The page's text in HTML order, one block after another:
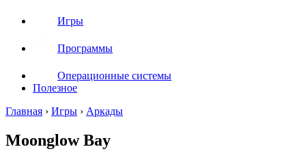
Игры
Программы
Операционные системы
Полезное
Главная › Игры › Аркады
Moonglow Bay